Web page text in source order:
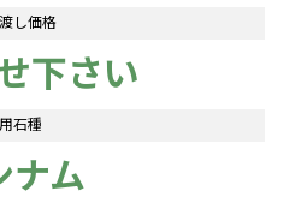
し価格
下さい
石種
ナム